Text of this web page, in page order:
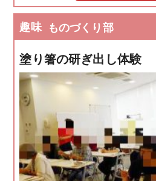
趣味 ものづくり部
塗り箸の研ぎ出し体験